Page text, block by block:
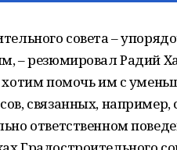
совета –
– резюмировал Радий
хотим помочь им с
связанных,
ответственном